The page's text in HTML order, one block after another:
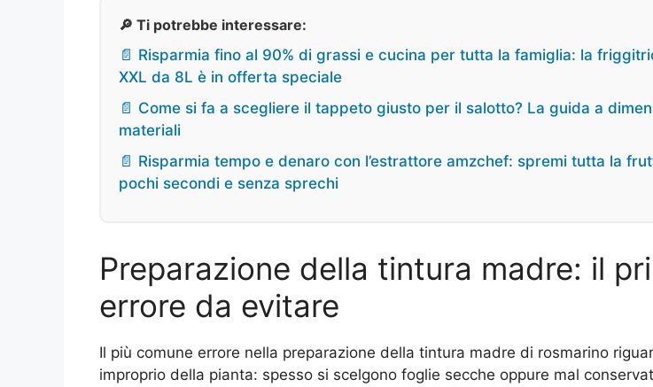
🔎 Ti potrebbe interessare:
📄 Risparmia fino al 90% di grassi e cucina per tutta la famiglia: la
XXL da 8L è in offerta speciale
📄 Come si fa a scegliere il tappeto giusto per il salotto? La guida a
materiali
📄 Risparmia tempo e denaro con l’estrattore amzchef: spremi tutta la
pochi secondi e senza sprechi
Preparazione della tintura madre: il
errore da evitare
Il più comune errore nella preparazione della tintura madre di rosmarino
improprio della pianta: spesso si scelgono foglie secche oppure mal